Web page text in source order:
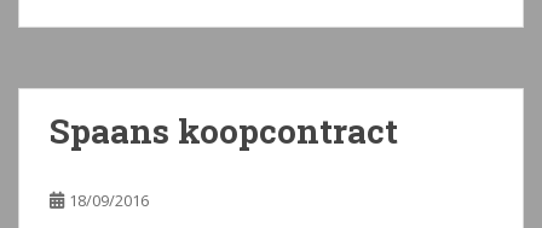
Spaans koopcontract
18/09/2016